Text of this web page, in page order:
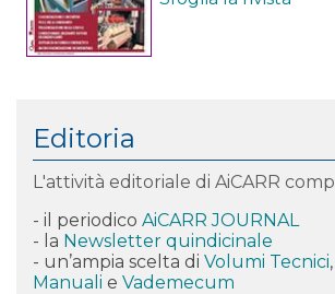
Editoria
L'attività editoriale di AiCARR
- il periodico AiCARR JOURNAL
- la Newsletter quindicinale
- un’ampia scelta di Volumi Tecnici,
Manuali e Vademecum